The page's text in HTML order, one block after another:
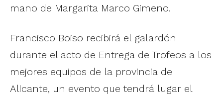
mano de Margarita Marco Gimeno.
Francisco Boiso recibirá el galardón
durante el acto de Entrega de Trofeos a los
mejores equipos de la provincia de
Alicante, un evento que tendrá lugar el